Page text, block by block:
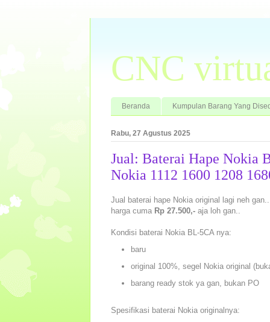
CNC
Beranda Kumpulan Barang Yang
Rabu, 27 Agustus 2025
Jual: Baterai Hape Nokia
Nokia 1112 1600 1208
Jual baterai hape Nokia original lagi neh
harga cuma Rp 27.500,- aja loh gan..
Kondisi baterai Nokia BL-5CA nya:
baru
original 100%, segel Nokia original
barang ready stok ya gan, bukan PO
Spesifikasi baterai Nokia originalnya: